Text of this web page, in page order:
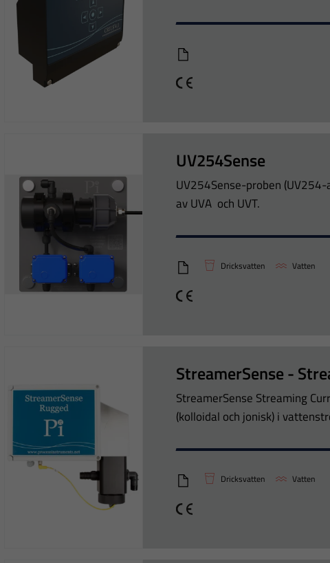
Crius 4.0
CE
UV254Sense
UV254Sense-proben
av UVA och UVT.
ISB154 Online Organics
Dricksvatten Vatten
CE
StreamerSense -
StreamerSense Streaming
(kolloidal och jonisk) i
ISB148 Streaming Current
Dricksvatten Vatten
CE